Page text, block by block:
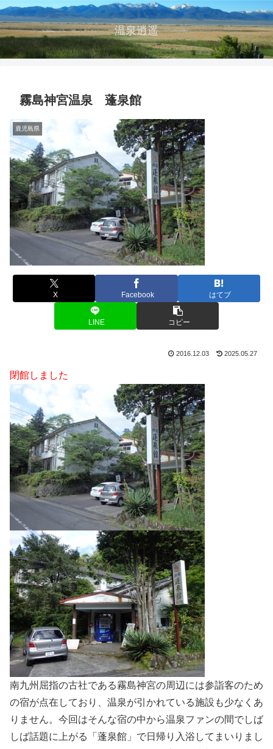
温泉逍遥
霧島神宮温泉 蓬泉館
鹿児島県
X Facebook はてブ
LINE コピー
2016.12.03 2025.05.27
閉館しました
南九州屈指の古社である霧島神宮の周辺には参詣客のため
の宿が点在しており、温泉が引かれている施設も少なくあ
りません。今回はそんな宿の中から温泉ファンの間でしば
しば話題に上がる「蓬泉館」で日帰り入浴してまいりまし